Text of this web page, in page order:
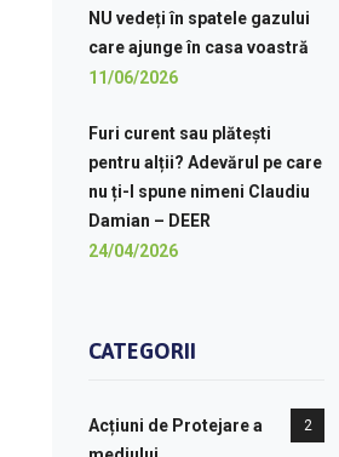
NU vedeți în spatele gazului
care ajunge în casa voastră
11/06/2026
Furi curent sau plătești
pentru alții? Adevărul pe care
nu ți-l spune nimeni Claudiu
Damian – DEER
24/04/2026
CATEGORII
Acțiuni de Protejare a
2